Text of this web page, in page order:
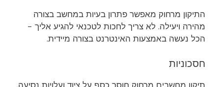
התיקון מרחוק מאפשר פתרון בעיות במחשב בצורה
מהירה ויעילה. לא צריך לחכות לטכנאי להגיע אליך –
הכל נעשה באמצעות האינטרנט בצורה מיידית.
חסכוניות